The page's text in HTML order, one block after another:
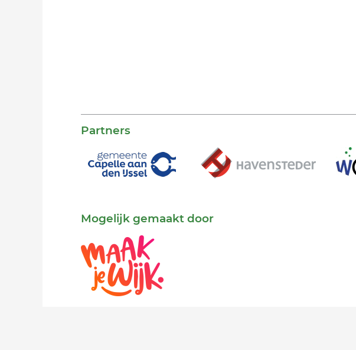
Partners
Mogelijk gemaakt door